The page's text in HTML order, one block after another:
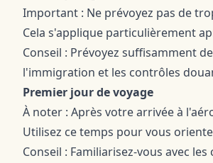
Important : Ne prévoyez pas de
Cela s'applique particulièrement
Conseil : Prévoyez suffisamment
l'immigration et les contrôles
Premier jour de voyage
À noter : Après votre arrivée à
Utilisez ce temps pour vous
Conseil : Familiarisez-vous avec